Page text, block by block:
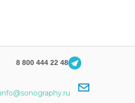
8 800 444 22 48
info@sonography.ru